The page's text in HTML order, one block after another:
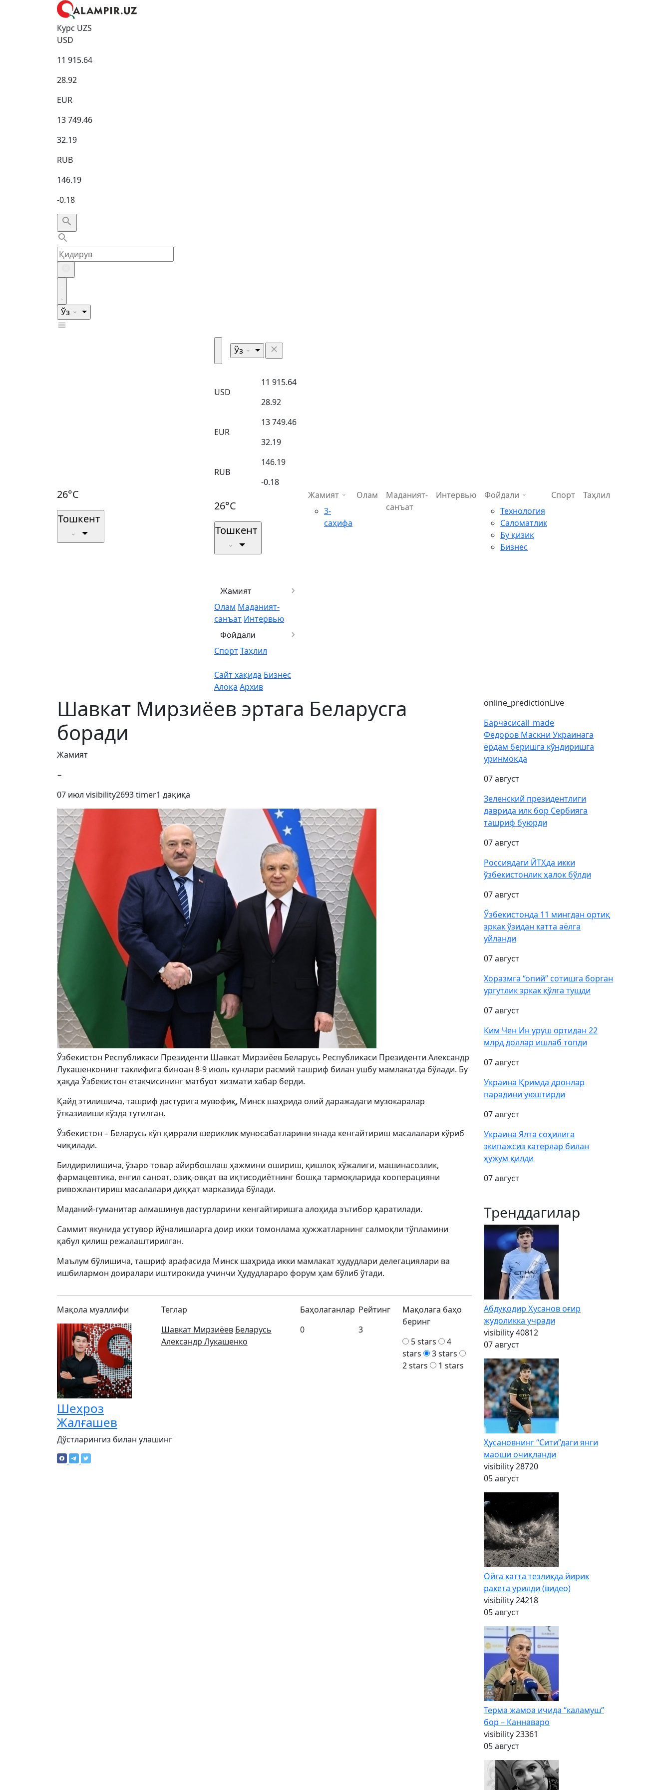
Курс UZS
USD
11 915.64
28.92
EUR
13 749.46
32.19
RUB
146.19
-0.18
Ўз
26°C
Тошкент
Ўз
USD
11 915.64
28.92
EUR
13 749.46
32.19
RUB
146.19
-0.18
26°C
Тошкент
Жамият
Олам Маданият-
санъат Интервью
Фойдали
СпортТаҳлил
Сайт хақида Бизнес
Алоқа Архив
Жамият
3-
саҳифа
Олам
Маданият-
санъат
Интервью
Фойдали
Технология
Саломатлик
Бу қизиқ
Бизнес
Спорт Таҳлил
Шавкат Мирзиёев эртага Беларусга
боради
Жамият
−
07 июл visibility2693timer1 дақиқа
Ўзбекистон Республикаси Президенти Шавкат Мирзиёев Беларусь Республикаси Президенти Александр
Лукашенконинг таклифига биноан 8-9 июль кунлари расмий ташриф билан ушбу мамлакатда бўлади. Бу
ҳақда Ўзбекистон етакчисининг матбуот хизмати хабар берди.
Қайд этилишича, ташриф дастурига мувофиқ, Минск шаҳрида олий даражадаги музокаралар
ўтказилиши кўзда тутилган.
Ўзбекистон – Беларусь кўп қиррали шериклик муносабатларини янада кенгайтириш масалалари кўриб
чиқилади.
Билдирилишича, ўзаро товар айирбошлаш ҳажмини ошириш, қишлоқ хўжалиги, машинасозлик,
фармацевтика, енгил саноат, озиқ-овқат ва иқтисодиётнинг бошқа тармоқларида кооперацияни
ривожлантириш масалалари диққат марказида бўлади.
Маданий-гуманитар алмашинув дастурларини кенгайтиришга алоҳида эътибор қаратилади.
Саммит якунида устувор йўналишларга доир икки томонлама ҳужжатларнинг салмоқли тўпламини
қабул қилиш режалаштирилган.
Маълум бўлишича, ташриф арафасида Минск шаҳрида икки мамлакат ҳудудлари делегациялари ва
ишбилармон доиралари иштирокида учинчи Ҳудудлараро форум ҳам бўлиб ўтади.
Мақола муаллифи
Шехроз
Жалғашев
Теглар
Шавкат Мирзиёев Беларусь
Александр Лукашенко
Баҳолаганлар
0
Рейтинг
3
Мақолага баҳо
беринг
5 stars
4
stars
3 stars
2 stars
1 stars
Дўстларингиз билан улашинг
online_predictionLive
Барчасиcall_made
Фёдоров Маскни Украинага
ёрдам беришга кўндиришга
уринмоқда
07 август
Зеленский президентлиги
даврида илк бор Сербияга
ташриф буюрди
07 август
Россиядаги ЙТҲда икки
ўзбекистонлик ҳалок бўлди
07 август
Ўзбекистонда 11 мингдан ортиқ
эркак ўзидан катта аёлга
уйланди
07 август
Хоразмга “опий” сотишга борган
ургутлик эркак қўлга тушди
07 август
Ким Чен Ин уруш ортидан 22
млрд доллар ишлаб топди
07 август
Украина Қримда дронлар
парадини уюштирди
07 август
Украина Ялта соҳилига
экипажсиз катерлар билан
ҳужум қилди
07 август
Тренддагилар
Абдуқодир Ҳусанов оғир
жудоликка учради
visibility40812
07 август
Ҳусановнинг “Сити”даги янги
маоши очиқланди
visibility28720
05 август
Ойга катта тезликда йирик
ракета урилди (видео)
visibility24218
05 август
Терма жамоа ичида “каламуш”
бор – Каннаваро
visibility23361
05 август